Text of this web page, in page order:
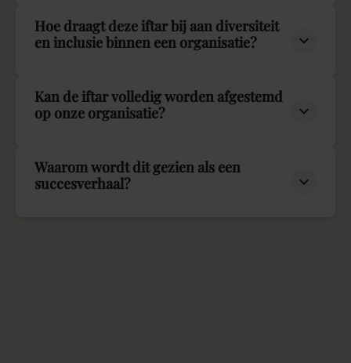
Hoe draagt deze iftar bij aan diversiteit
en inclusie binnen een organisatie?
Kan de iftar volledig worden afgestemd
op onze organisatie?
Waarom wordt dit gezien als een
succesverhaal?